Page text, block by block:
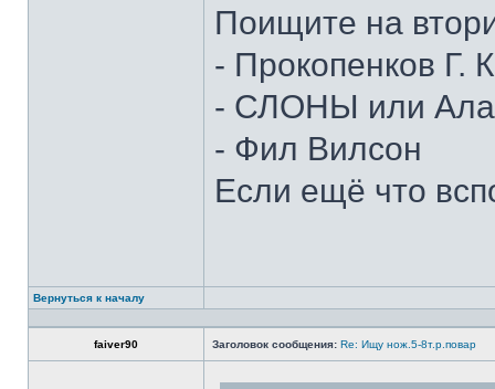
Поищите на
- Прокопенков Г.
- СЛОНЫ или
- Фил Вилсон
Если ещё что
Вернуться к началу
faiver90 Заголовок сообщения: Re: Ищу нож.5-8т.р.повар